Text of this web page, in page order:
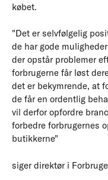
købet.
"Det er selvfølgelig
de har gode
der opstår problemer
forbrugerne får løst
det er bekymrende, at
de får en ordentlig
vil derfor opfordre
forbedre forbrugernes
butikkerne"
siger direktør i